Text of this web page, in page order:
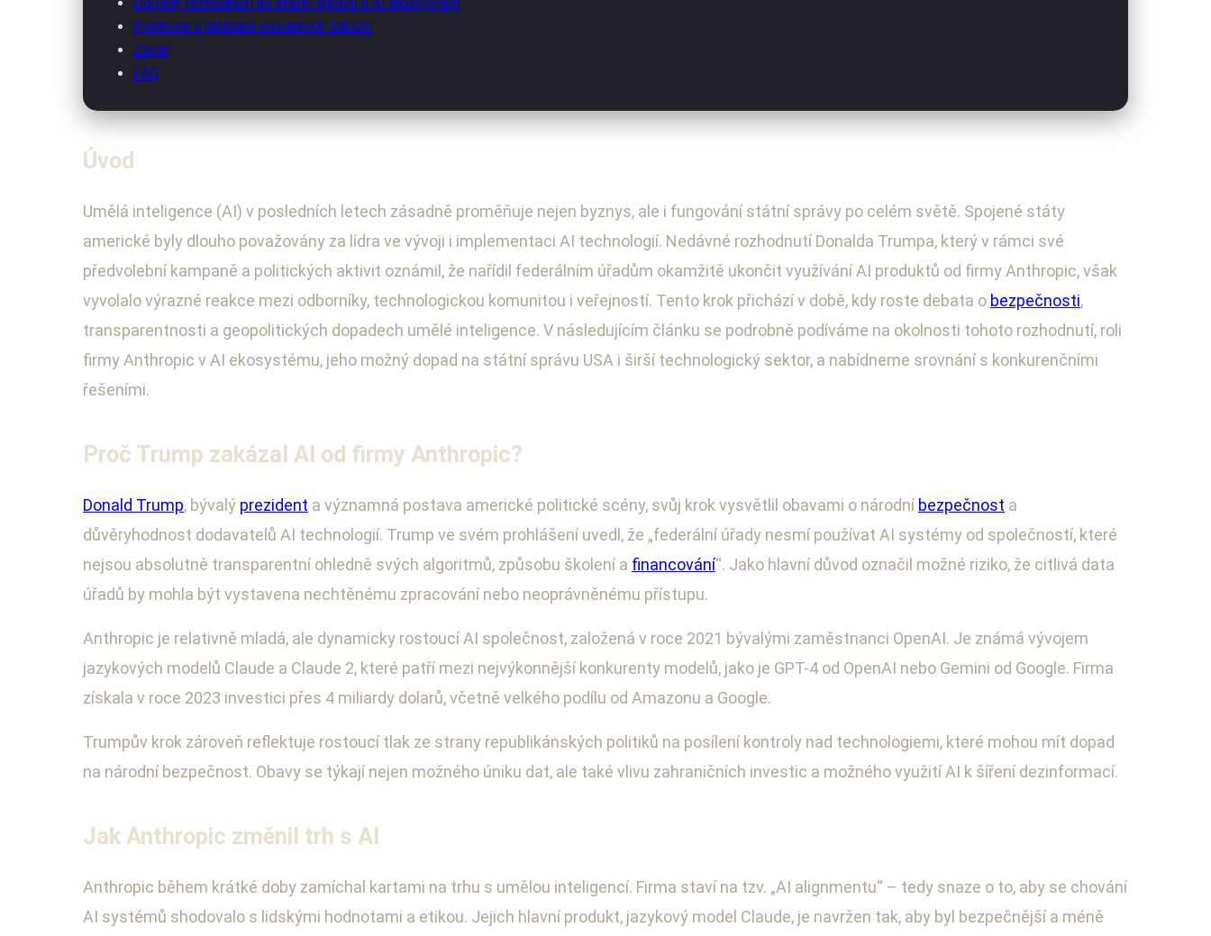
Politické a globální souvislosti zákazu
Závěr
FAQ
Úvod
Umělá inteligence (AI) v posledních letech zásadně proměňuje nejen byznys, ale i fungování státní správy po celém světě. Spojené státy
americké byly dlouho považovány za lídra ve vývoji i implementaci AI technologií. Nedávné rozhodnutí Donalda Trumpa, který v rámci své
předvolební kampaně a politických aktivit oznámil, že nařídil federálním úřadům okamžitě ukončit využívání AI produktů od firmy Anthropic, však
vyvolalo výrazné reakce mezi odborníky, technologickou komunitou i veřejností. Tento krok přichází v době, kdy roste debata o bezpečnosti,
transparentnosti a geopolitických dopadech umělé inteligence. V následujícím článku se podrobně podíváme na okolnosti tohoto rozhodnutí, roli
firmy Anthropic v AI ekosystému, jeho možný dopad na státní správu USA i širší technologický sektor, a nabídneme srovnání s konkurenčními
řešeními.
Proč Trump zakázal AI od firmy Anthropic?
Donald Trump, bývalý prezident a významná postava americké politické scény, svůj krok vysvětlil obavami o národní bezpečnost a
důvěryhodnost dodavatelů AI technologií. Trump ve svém prohlášení uvedl, že „federální úřady nesmí používat AI systémy od společností, které
nejsou absolutně transparentní ohledně svých algoritmů, způsobu školení a financování“. Jako hlavní důvod označil možné riziko, že citlivá data
úřadů by mohla být vystavena nechtěnému zpracování nebo neoprávněnému přístupu.
Anthropic je relativně mladá, ale dynamicky rostoucí AI společnost, založená v roce 2021 bývalými zaměstnanci OpenAI. Je známá vývojem
jazykových modelů Claude a Claude 2, které patří mezi nejvýkonnější konkurenty modelů, jako je GPT-4 od OpenAI nebo Gemini od Google. Firma
získala v roce 2023 investici přes 4 miliardy dolarů, včetně velkého podílu od Amazonu a Google.
Trumpův krok zároveň reflektuje rostoucí tlak ze strany republikánských politiků na posílení kontroly nad technologiemi, které mohou mít dopad
na národní bezpečnost. Obavy se týkají nejen možného úniku dat, ale také vlivu zahraničních investic a možného využití AI k šíření dezinformací.
Jak Anthropic změnil trh s AI
Anthropic během krátké doby zamíchal kartami na trhu s umělou inteligencí. Firma staví na tzv. „AI alignmentu“ – tedy snaze o to, aby se chování
AI systémů shodovalo s lidskými hodnotami a etikou. Jejich hlavní produkt, jazykový model Claude, je navržen tak, aby byl bezpečnější a méně